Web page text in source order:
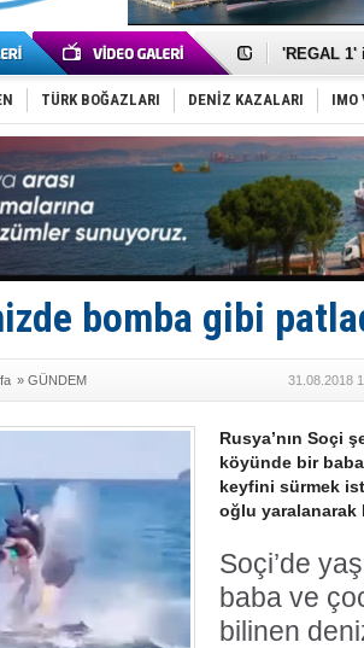
Makine
'REGAL 1'
Gemide 5
Yakıt
Rus
Tatil
Rusya,
Enejota
Denizcilik
‘14.
TÜRKLİM
TÜRK BOĞAZLARI DENİZ KAZALARI IMO
bomba gibi
» GÜNDEM 31.08.2018
Rusya’nın Soçi
köyünde bir
keyfini sürmek
oğlu yaralanarak
Soçi’de
baba ve
bilinen